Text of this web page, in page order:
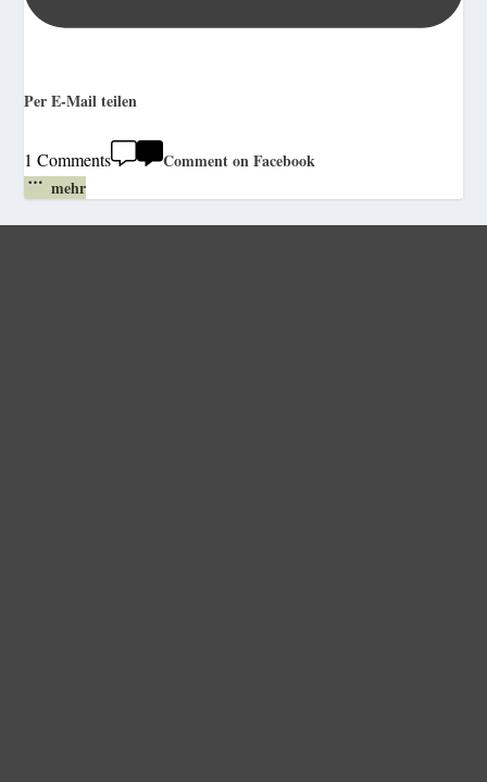
Per E-Mail teilen
1 Comments
Comment on Facebook
mehr